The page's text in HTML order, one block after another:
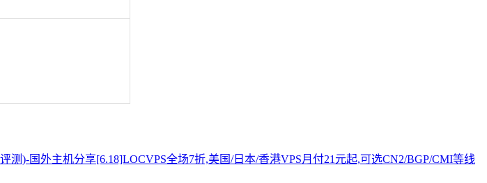
[6.18]LOCVPS全场7折,美国/日本/香港VPS月付21元起,可选CN2/BGP/CMI等线